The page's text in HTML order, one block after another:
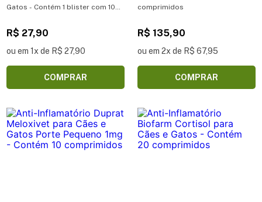
Gatos - Contém 1 blister com 10
R$ 27,90
ou em 1x de R$ 27,90
COMPRAR
comprimidos
R$ 135,90
ou em 2x de R$ 67,95
COMPRAR